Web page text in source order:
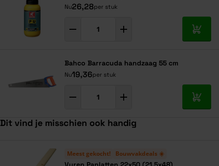
Nu26,28per stuk
In
Bahco Barracuda handzaag 55 cm
Nu19,36per stuk
In
Dit vind je misschien ook handig
Meest gekocht! Bouwvakdeals ☀️